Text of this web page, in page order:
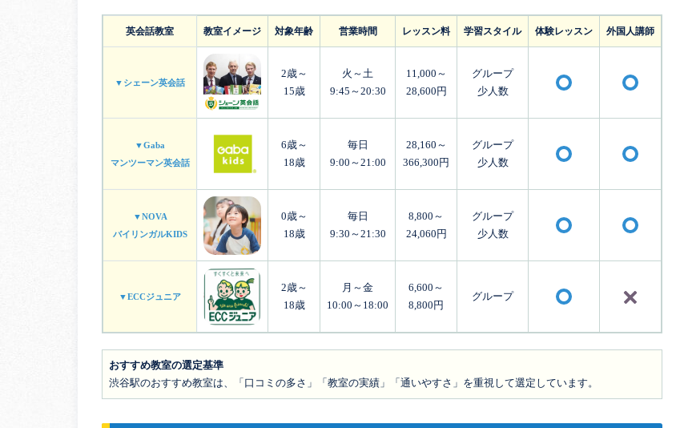
英会話教室 教室イメージ 対象年齢 営業時間 レッスン料 学習スタイル 体験レッスン 外国人講師
▼シェーン英会話
2歳～
15歳
火～土
9:45～20:30
11,000～
28,600円
グループ
少人数
▼Gaba
マンツーマン英会話
6歳～
18歳
毎日
9:00～21:00
28,160～
366,300円
グループ
少人数
▼NOVA
バイリンガルKIDS
0歳～
18歳
毎日
9:30～21:30
8,800～
24,060円
グループ
少人数
▼ECCジュニア
2歳～
18歳
月～金
10:00～18:00
6,600～
8,800円
グループ
おすすめ教室の選定基準
渋谷駅のおすすめ教室は、「口コミの多さ」「教室の実績」「通いやすさ」を重視して選定しています。